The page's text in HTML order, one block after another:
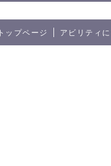
トップページ アビリティ